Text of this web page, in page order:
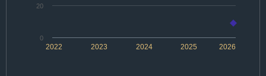
2022 2024 2026
2023 2025
0
20